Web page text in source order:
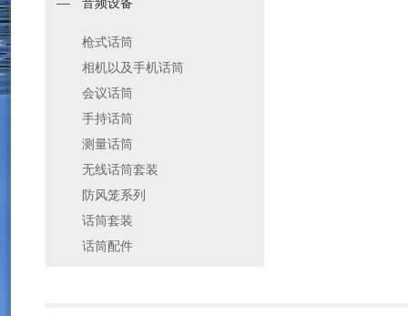
音频设备
枪式话筒
相机以及手机话筒
会议话筒
手持话筒
测量话筒
无线话筒套装
防风笼系列
话筒套装
话筒配件